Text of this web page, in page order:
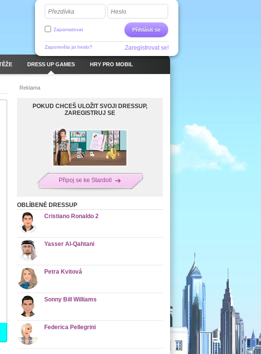
Přezdívka Heslo
Přihlásit se
Zapamatovat
Zapomněla jsi heslo? Zaregistrovat se!
DRESS UP GAMES HRY PRO MOBIL
Reklama
POKUD CHCEŠ ULOŽIT SVOJI DRESSUP,
ZAREGISTRUJ SE
Připoj se ke Stardoll
OBLÍBENÉ DRESSUP
Cristiano Ronaldo 2
Yasser Al-Qahtani
Petra Kvitová
Sonny Bill Williams
Federica Pellegrini